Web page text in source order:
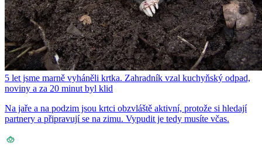
5 let jsme marně vyháněli krtka. Zahradník vzal kuchyňský odpad,
noviny a za 20 minut byl klid
Na jaře a na podzim jsou krtci obzvláště aktivní, protože si hledají
partnery a připravují se na zimu. Vypudit je tedy musíte včas.